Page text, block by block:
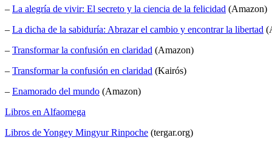
– La alegría de vivir: El secreto y la ciencia de la felicidad (Amazon)
– La dicha de la sabiduría: Abrazar el cambio y encontrar la libertad
– Transformar la confusión en claridad (Amazon)
– Transformar la confusión en claridad (Kairós)
– Enamorado del mundo (Amazon)
Libros en Alfaomega
Libros de Yongey Mingyur Rinpoche (tergar.org)